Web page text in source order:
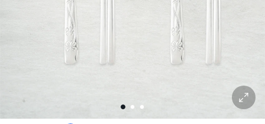
1 2 3
확대 보기